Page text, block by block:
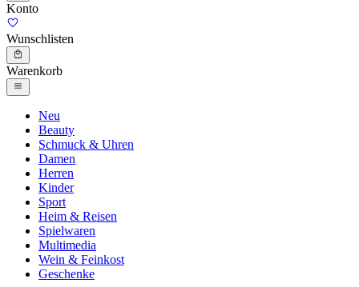
Konto
Wunschlisten
Warenkorb
Neu
Beauty
Schmuck & Uhren
Damen
Herren
Kinder
Sport
Heim & Reisen
Spielwaren
Multimedia
Wein & Feinkost
Geschenke